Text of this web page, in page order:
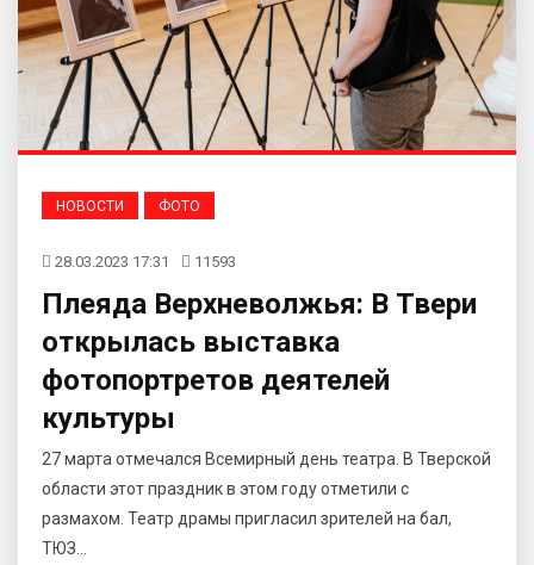
НОВОСТИ ФОТО
28.03.2023 17:31 11593
Плеяда Верхневолжья: В Твери
открылась выставка
фотопортретов деятелей
культуры
27 марта отмечался Всемирный день театра. В Тверской
области этот праздник в этом году отметили с
размахом. Театр драмы пригласил зрителей на бал,
ТЮЗ...